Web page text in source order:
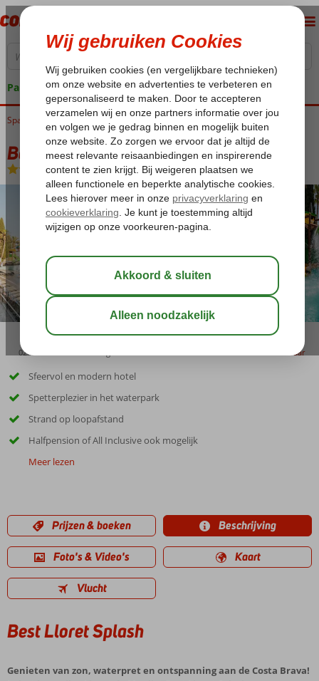
Pakketgarantie
Home
Spanje Costa Brava Lloret de Mar Best Lloret Splash
Best Lloret Splash
Logies en ontbijt-Hotel
02:40 bewaar
Sfeervol en modern hotel
Spetterplezier in het waterpark
Strand op loopafstand
Halfpension of All Inclusive ook mogelijk
Meer lezen
Prijzen & boeken Beschrijving
Foto's & Video's Kaart
Vlucht
Best Lloret Splash
Genieten van zon, waterpret en ontspanning aan de Costa Brava!